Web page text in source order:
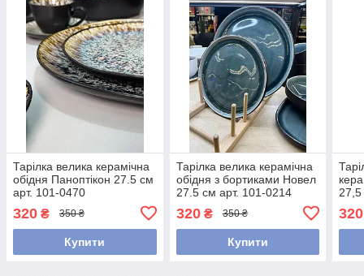
Тарілка велика керамічна
обідня Паноптікон 27.5 см
арт. 101-0470
320 ₴ 350 ₴
Купити
Тарілка велика керамічна
обідня з бортиками Новел
27.5 см арт. 101-0214
320₴ 350 ₴
Купити
320